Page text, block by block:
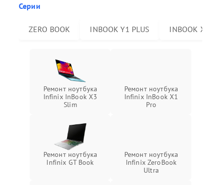
Серии
ZERO BOOK INBOOK Y1 PLUS INBOOK X2
Ремонт ноутбука
Infinix InBook X3
Slim
Ремонт ноутбука
Infinix InBook X1
Pro
Ремонт ноутбука
Infinix GT Book
Ремонт ноутбука
Infinix ZeroBook
Ultra